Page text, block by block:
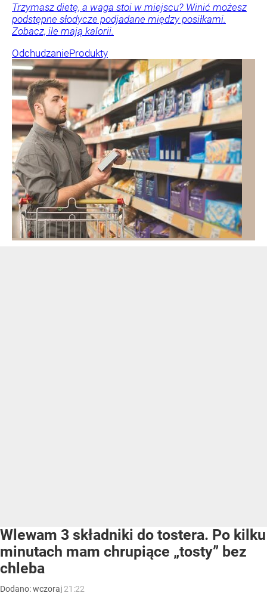
Trzymasz dietę, a waga stoi w miejscu? Winić możesz
podstępne słodycze podjadane między posiłkami.
Zobacz, ile mają kalorii.
OdchudzanieProdukty
Wlewam 3 składniki do tostera. Po kilku
minutach mam chrupiące „tosty” bez
chleba
Dodano:wczoraj 21:22